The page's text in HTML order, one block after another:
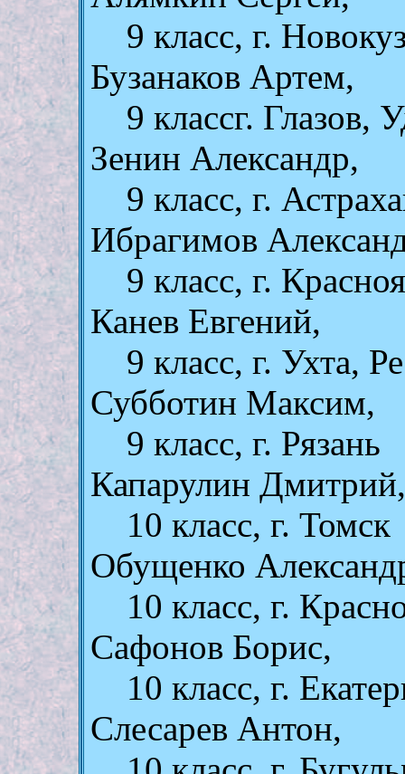
9 клаcc, г.
Бузанаков Артем,
9 клаccг. Глазов,
Зенин Александр,
9 клаcc, г.
Ибрагимов
9 клаcc, г.
Канев Евгений,
9 клаcc, г. Ухта,
Субботин Максим,
9 клаcc, г. Рязань
Капарулин Дмитрий,
10 клаcc, г. Томск
Обущенко
10 класс, г.
Сафонов Борис,
10 класс, г.
Слесарев Антон,